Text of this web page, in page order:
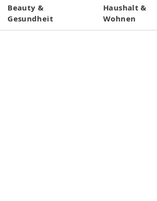
Beauty &
Gesundheit
Haushalt &
Wohnen